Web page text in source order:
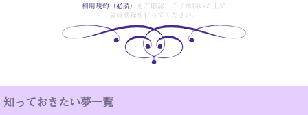
利用規約（必読）
をご確認、ご了承頂いた上で
会員登録を行ってください。
知っておきたい夢一覧